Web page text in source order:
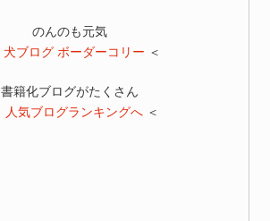
のんのも元気
犬ブログ ボーダーコリー ＜
書籍化ブログがたくさん
人気ブログランキングへ＜